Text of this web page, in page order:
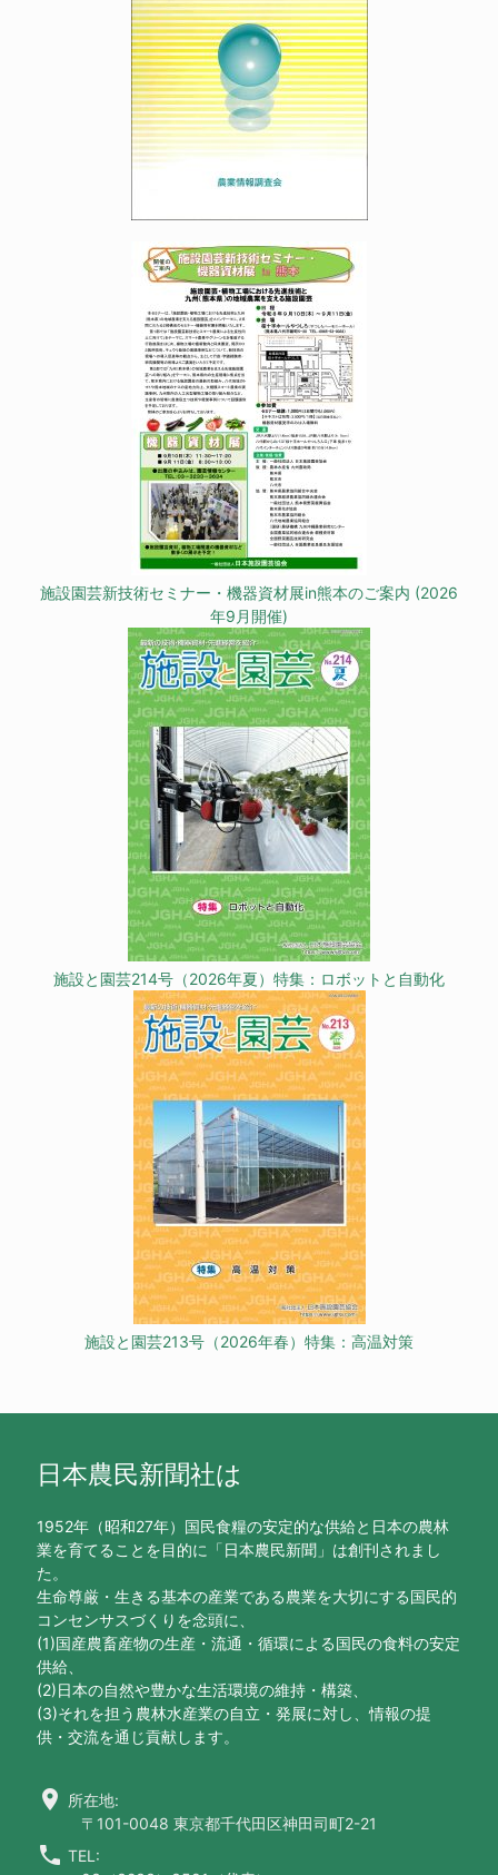
施設園芸新技術セミナー・機器資材展in熊本のご案内 (2026
年9月開催)
施設と園芸214号（2026年夏）特集：ロボットと自動化
施設と園芸213号（2026年春）特集：高温対策
日本農民新聞社は
1952年（昭和27年）国民食糧の安定的な供給と日本の農林
業を育てることを目的に「日本農民新聞」は創刊されまし
た。
生命尊厳・生きる基本の産業である農業を大切にする国民的
コンセンサスづくりを念頭に、
(1)国産農畜産物の生産・流通・循環による国民の食料の安定
供給、
(2)日本の自然や豊かな生活環境の維持・構築、
(3)それを担う農林水産業の自立・発展に対し、情報の提
供・交流を通じ貢献します。
location_on 所在地:
〒101-0048 東京都千代田区神田司町2-21
call TEL: